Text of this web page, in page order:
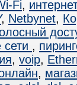
Fi,
, Netbynet,
,
, voip,
,